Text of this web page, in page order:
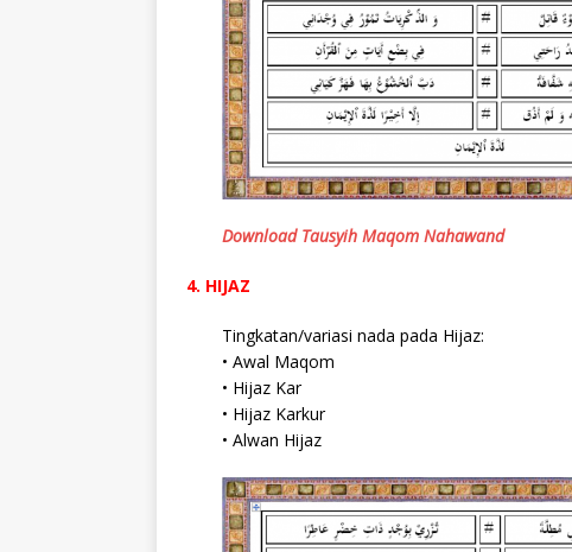
Download Tausyih Maqom Nahawand
4. HIJAZ
Tingkatan/variasi nada pada Hijaz:
• Awal Maqom
• Hijaz Kar
• Hijaz Karkur
• Alwan Hijaz